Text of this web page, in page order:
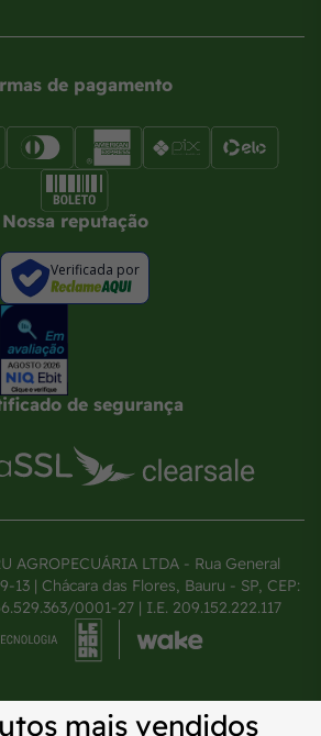
de pagamento
Nossa reputação
Verificada por
de segurança
AGROPECUÁRIA LTDA - Rua General
13 | Chácara das Flores, Bauru - SP, CEP:
0001-27 | I.E. 209.152.222.117